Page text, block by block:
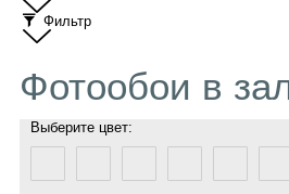
Фильтр
Фотообои в
Выберите цвет: